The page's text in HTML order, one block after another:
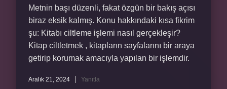
Metnin başı düzenli, fakat özgün bir bakış açısı
biraz eksik kalmış. Konu hakkındaki kısa fikrim
şu: Kitabı ciltleme işlemi nasıl gerçekleşir?
Kitap ciltletmek , kitapların sayfalarını bir araya
getirip korumak amacıyla yapılan bir işlemdir.
Aralık 21, 2024 Yanıtla